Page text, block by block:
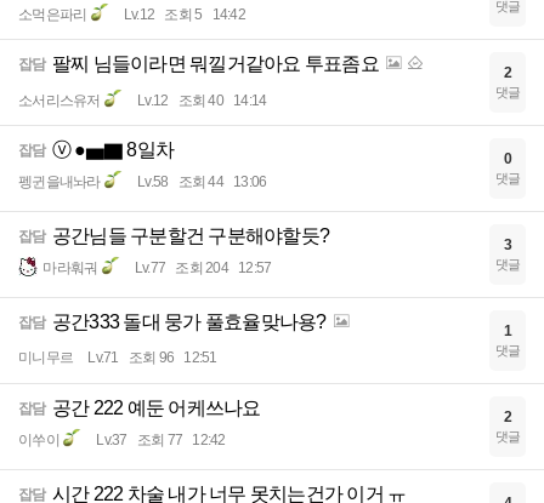
소먹은파리 Lv.12 조회 5 14:42 댓글
잡담 팔찌 님들이라면 뭐낄거같아요 투표좀요
소서리스유저 Lv.12 조회 40 14:14
2
댓글
잡담 ⓥ ●▅▇ 8일차
펭귄을내놔라 Lv.58 조회 44 13:06
0
댓글
잡담 공간님들 구분할건 구분해야할듯?
마라훠궈 Lv.77 조회 204 12:57
3
댓글
잡담 공간333 돌대 뭉가 풀효율맞나용?
미니무르 Lv.71 조회 96 12:51
1
댓글
잡담 공간 222 예둔 어케쓰나요
이쑤이 Lv.37 조회 77 12:42
2
댓글
잡담 시간 222 차술 내가 너무 못치는건가 이거 ㅠ